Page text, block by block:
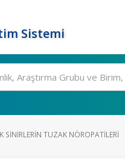
Sistemi
SINIRLERIN TUZAK NÖROPATILERI